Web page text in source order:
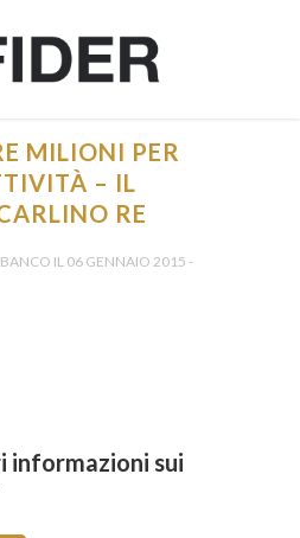
MILIONI PER
– IL
RE
IL 06 GENNAIO 2015 -
informazioni sui
•